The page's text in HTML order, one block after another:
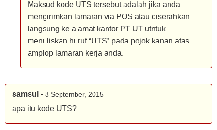
Maksud kode UTS tersebut adalah jika anda
mengirimkan lamaran via POS atau diserahkan
langsung ke alamat kantor PT UT utntuk
menuliskan huruf “UTS” pada pojok kanan atas
amplop lamaran kerja anda.
samsul - 8 September, 2015
apa itu kode UTS?